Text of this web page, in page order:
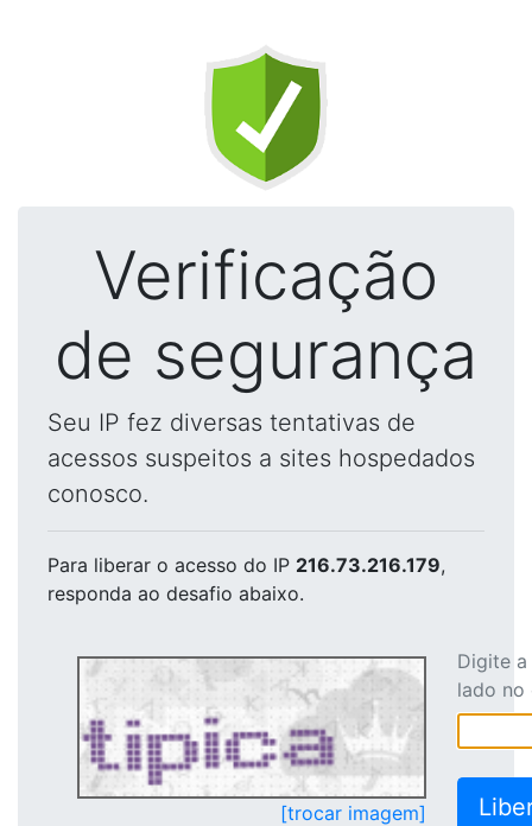
Verificação
de segurança
Seu IP fez diversas tentativas de
acessos suspeitos a sites hospedados
conosco.
Para liberar o acesso do IP 216.73.216.179,
responda ao desafio abaixo.
[trocar imagem]
Digite
lado no